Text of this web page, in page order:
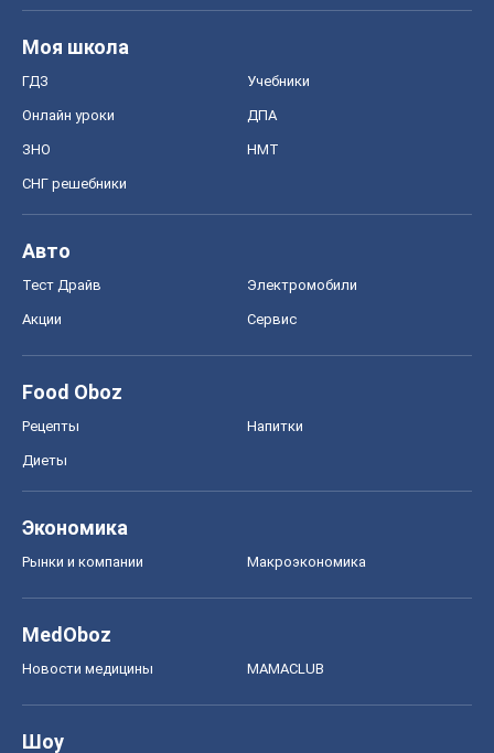
Моя школа
ГДЗ Учебники
Онлайн уроки ДПА
ЗНО НМТ
СНГ решебники
Авто
Тест Драйв Электромобили
Акции Сервис
Food Oboz
Рецепты Напитки
Диеты
Экономика
Рынки и компании Mакроэкономика
MedOboz
Новости медицины MAMACLUB
Шоу